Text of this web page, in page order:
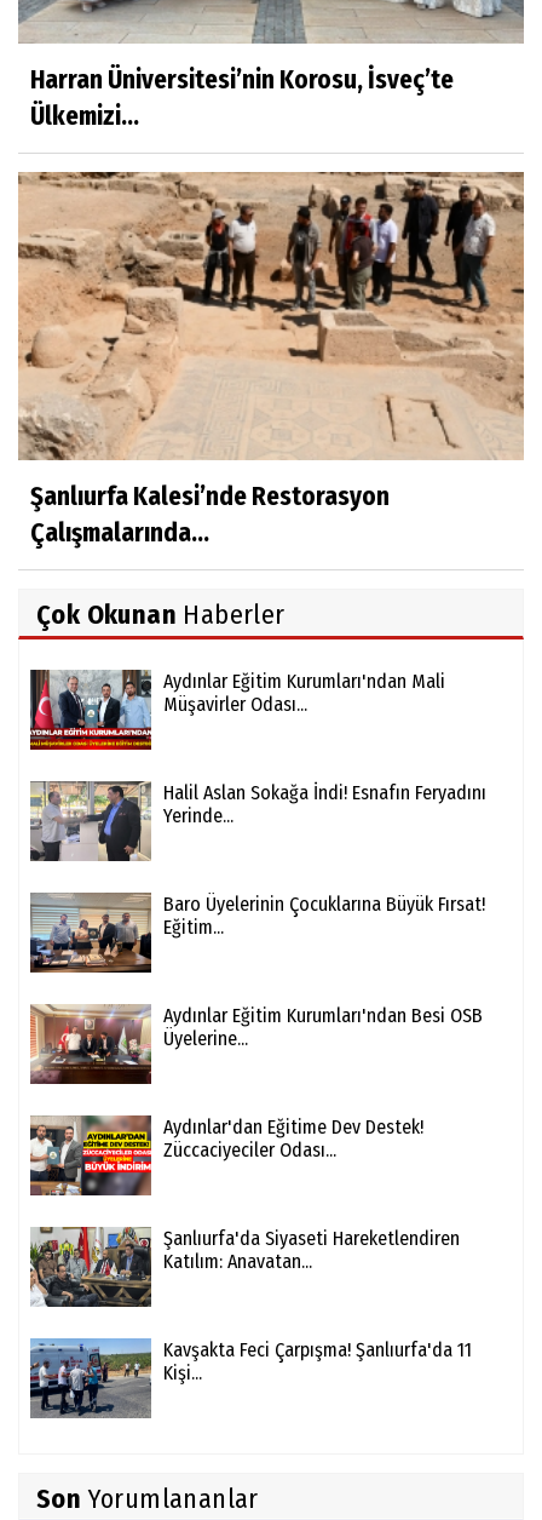
Harran Üniversitesi’nin Korosu, İsveç’te
Ülkemizi...
Şanlıurfa Kalesi’nde Restorasyon
Çalışmalarında...
Çok Okunan Haberler
Aydınlar Eğitim Kurumları'ndan Mali
Müşavirler Odası...
Halil Aslan Sokağa İndi! Esnafın Feryadını
Yerinde...
Baro Üyelerinin Çocuklarına Büyük Fırsat!
Eğitim...
Aydınlar Eğitim Kurumları'ndan Besi OSB
Üyelerine...
Aydınlar'dan Eğitime Dev Destek!
Züccaciyeciler Odası...
Şanlıurfa'da Siyaseti Hareketlendiren
Katılım: Anavatan...
Kavşakta Feci Çarpışma! Şanlıurfa'da 11
Kişi...
Son Yorumlananlar